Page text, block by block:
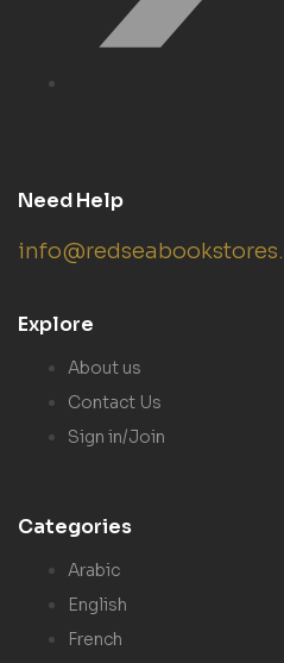
Need Help
Explore
About us
Contact Us
Sign in/Join
Categories
Arabic
English
French